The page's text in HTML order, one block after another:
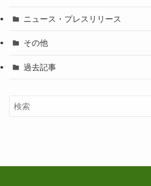
ニュース・プレスリリース
その他
過去記事